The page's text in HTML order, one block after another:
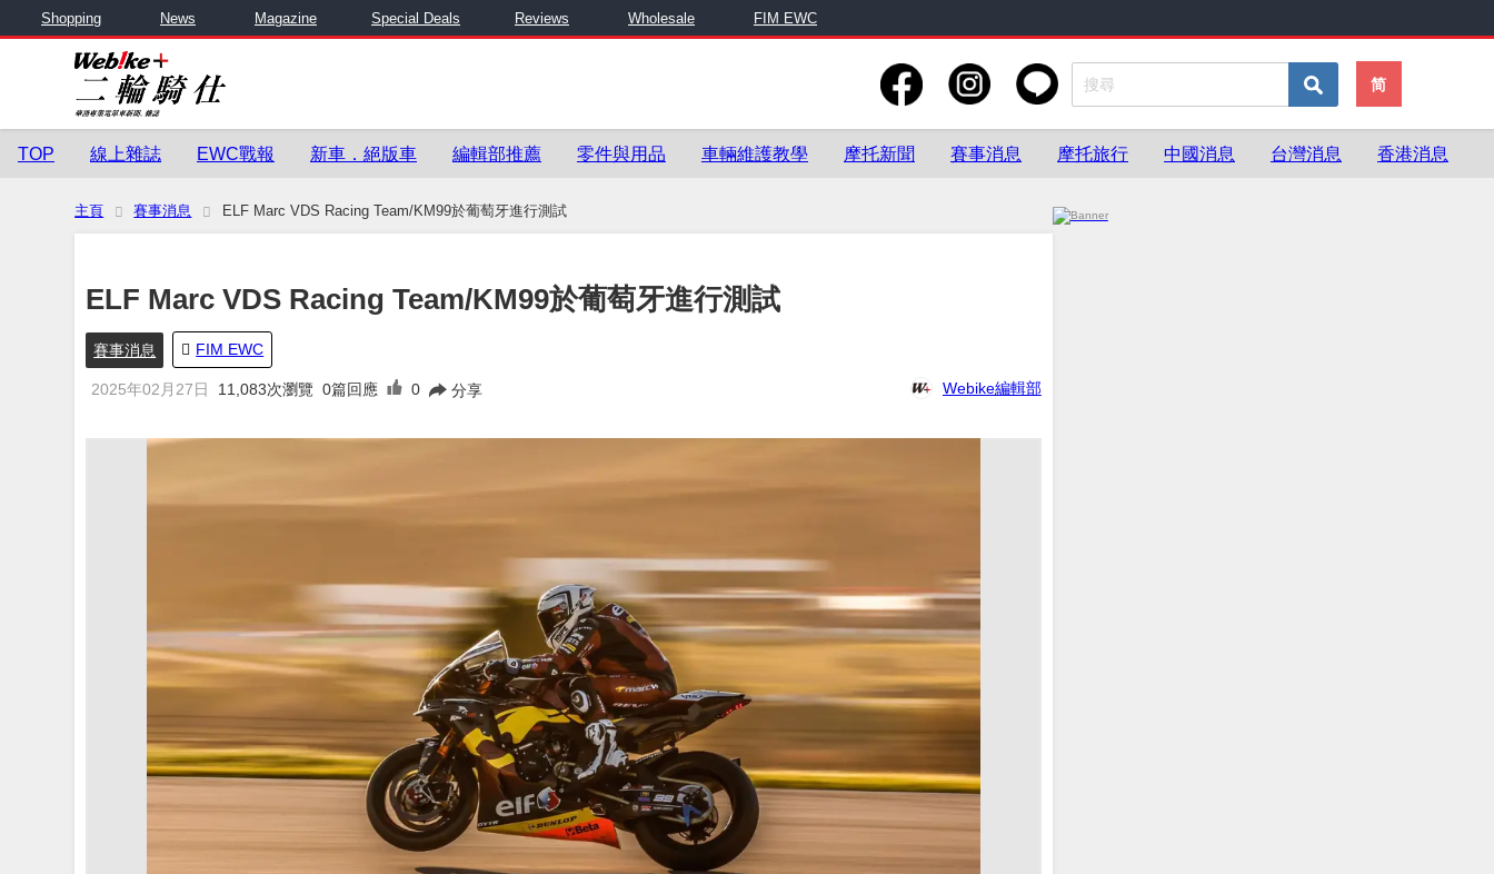
Shopping News Magazine Special Deals Reviews Wholesale FIM EWC
简
TOP 線上雜誌 EWC戰報 新車．絕版車 編輯部推薦 零件與用品 車輛維護教學 摩托新聞 賽事消息 摩托旅行 中國消息 台灣消息 香港消息
主頁 賽事消息 ELF Marc VDS Racing Team/KM99於葡萄牙進行測試
ELF Marc VDS Racing Team/KM99於葡萄牙進行測試
賽事消息 FIM EWC
2025年02月27日 11,083次瀏覽 0篇回應 0 分享 Webike編輯部